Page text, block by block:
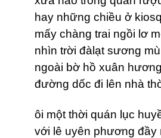
hay những chiều ở
mấy chàng trai ngồi lơ
nhìn trời đàlạt sương
ngoài bờ hồ xuân
đường dốc đi lên nhà
ôi một thời quán lục
với lê uyên phương đầy